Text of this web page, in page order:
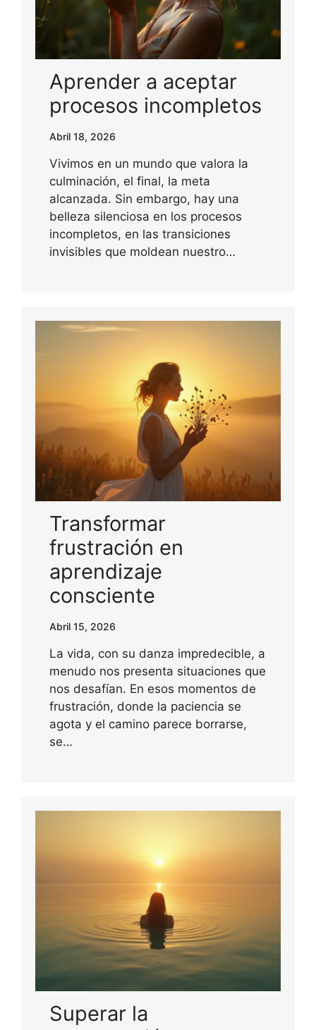
Aprender a aceptar
procesos incompletos
Abril 18, 2026
Vivimos en un mundo que valora la
culminación, el final, la meta
alcanzada. Sin embargo, hay una
belleza silenciosa en los procesos
incompletos, en las transiciones
invisibles que moldean nuestro…
Transformar
frustración en
aprendizaje
consciente
Abril 15, 2026
La vida, con su danza impredecible, a
menudo nos presenta situaciones que
nos desafían. En esos momentos de
frustración, donde la paciencia se
agota y el camino parece borrarse,
se…
Superar la